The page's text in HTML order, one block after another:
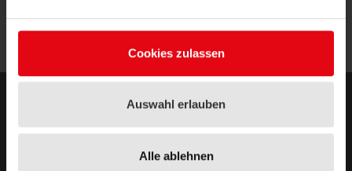
Cookies zulassen
Auswahl erlauben
Alle ablehnen
Note Legali